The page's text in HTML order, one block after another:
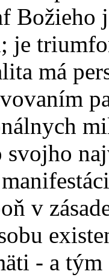
Božieho
je
má
v
- a